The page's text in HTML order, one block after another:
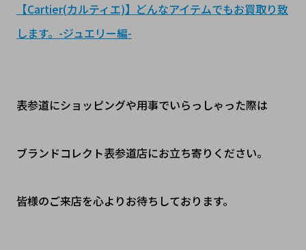
【Cartier(カルティエ)】どんなアイテムでもお買取り致
します。-ジュエリー編-
表参道にショッピングや用事でいらっしゃった際は
ブランドコレクト表参道店にお立ち寄りください。
皆様のご来店を心よりお待ちしております。